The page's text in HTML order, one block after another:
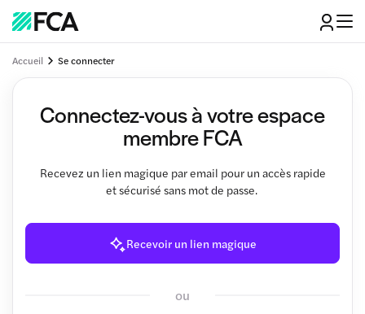
Accueil Se connecter
Connectez-vous à votre espace
membre FCA
Recevez un lien magique par email pour un accès rapide
et sécurisé sans mot de passe.
Recevoir un lien magique
ou